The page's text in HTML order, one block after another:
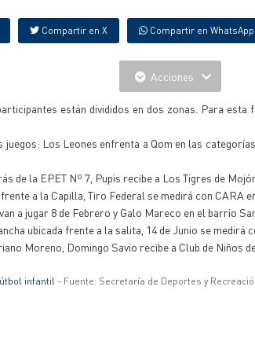
Compartir en X Compartir en WhatsApp
Acciones
están divididos en dos zonas. Para
Los Leones enfrenta a Qom en las
de la EPET Nº 7, Pupis recibe a Los Tigres de
a la Capilla, Tiro Federal se medirá con CARA en
a jugar 8 de Febrero y Galo Mareco en el barrio
ubicada frente a la salita, 14 de Junio se medirá
Moreno, Domingo Savio recibe a Club de Niños
infantil - Fuente: Secretaría de Deportes y